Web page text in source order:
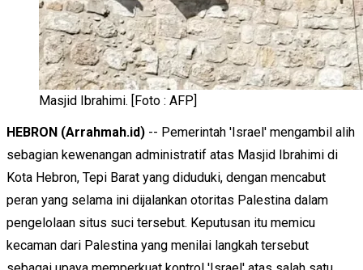
Masjid Ibrahimi. [Foto : AFP]
HEBRON (Arrahmah.id) -- Pemerintah 'Israel' mengambil alih
sebagian kewenangan administratif atas Masjid Ibrahimi di
Kota Hebron, Tepi Barat yang diduduki, dengan mencabut
peran yang selama ini dijalankan otoritas Palestina dalam
pengelolaan situs suci tersebut. Keputusan itu memicu
kecaman dari Palestina yang menilai langkah tersebut